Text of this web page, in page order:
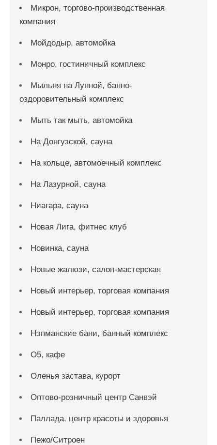
Микрон, торгово-производственная
компания
Мойдодыр, автомойка
Монро, гостиничный комплекс
Мыльня на Лунной, банно-
оздоровительный комплекс
Мыть так мыть, автомойка
На Донгузской, сауна
На кольце, автомоечный комплекс
На Лазурной, сауна
Ниагара, сауна
Новая Лига, фитнес клуб
Новинка, сауна
Новые жалюзи, салон-мастерская
Новый интерьер, торговая компания
Новый интерьер, торговая компания
Нэпманские бани, банный комплекс
О5, кафе
Оленья застава, курорт
Оптово-розничный центр Санвэй
Паллада, центр красоты и здоровья
Пежо/Ситроен